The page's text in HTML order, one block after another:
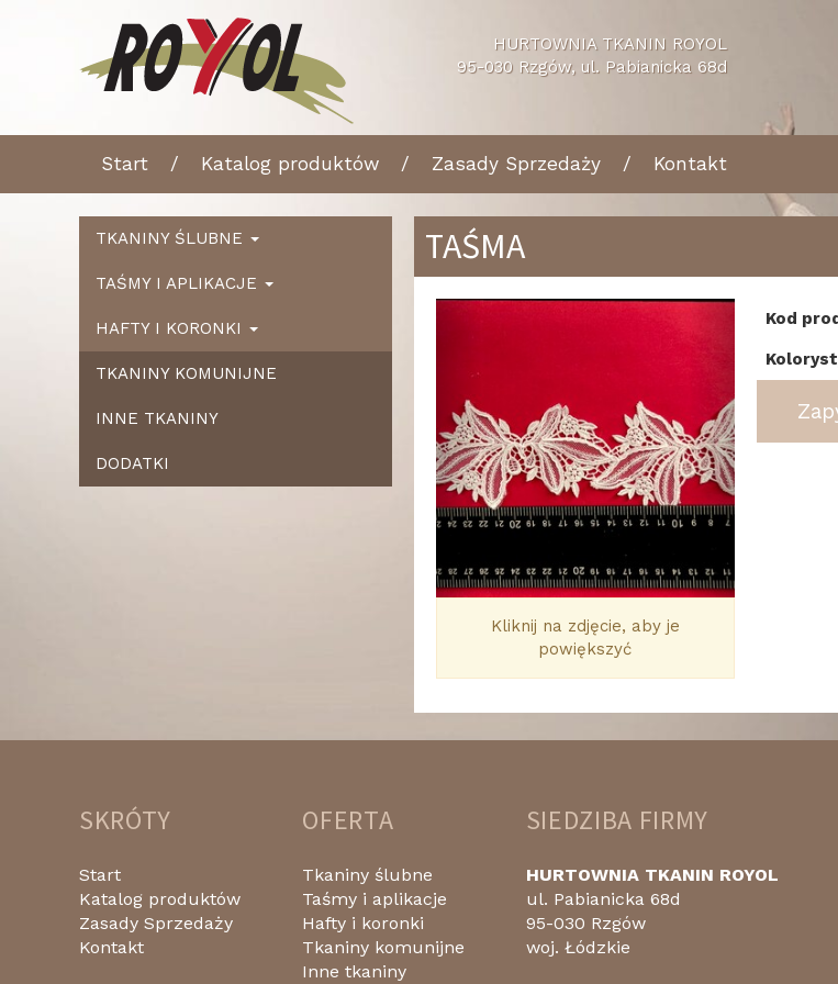
HURTOWNIA TKANIN ROYOL
95-030 Rzgów, ul. Pabianicka 68d
Start Katalog produktów Zasady Sprzedaży Kontakt
TKANINY ŚLUBNE
TAŚMY I APLIKACJE
HAFTY I KORONKI
TKANINY KOMUNIJNE
INNE TKANINY
DODATKI
TAŚMA
Wstecz
Kliknij na zdjęcie, aby je
powiększyć
Kod
SKRÓTY
Start
Katalog produktów
Zasady Sprzedaży
Kontakt
OFERTA
Tkaniny ślubne
Taśmy i aplikacje
Hafty i koronki
Tkaniny komunijne
Inne tkaniny
SIEDZIBA FIRMY
HURTOWNIA TKANIN ROYOL
ul. Pabianicka 68d
95-030 Rzgów
woj. Łódzkie